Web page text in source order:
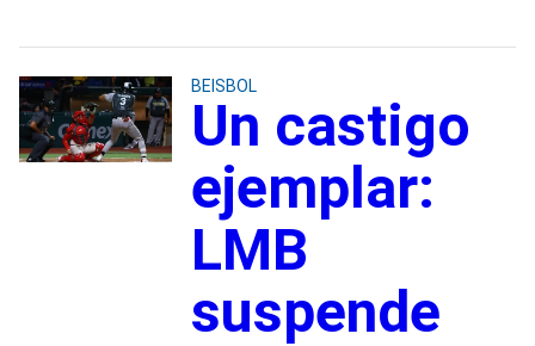
BEISBOL
Un castigo
ejemplar:
LMB
suspende